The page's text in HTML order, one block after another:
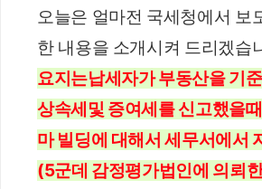
오늘은 얼마전 국세청에서 보
한 내용을 소개시켜 드리겠습
요지는납세자가 부동산을 기
상속세및 증여세를 신고했을
마 빌딩에 대해서 세무서에서
(5군데 감정평가법인에 의뢰